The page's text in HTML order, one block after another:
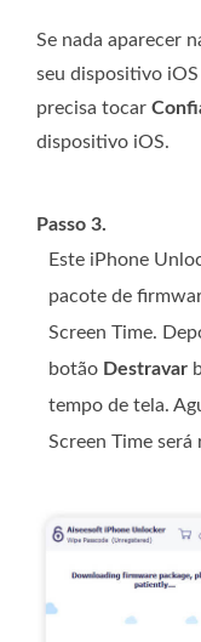
Se nada aparecer
seu dispositivo
precisa tocar
dispositivo iOS.
Passo 3.
Este iPhone
pacote de
Screen Time.
botão Destravar
tempo de tela.
Screen Time será